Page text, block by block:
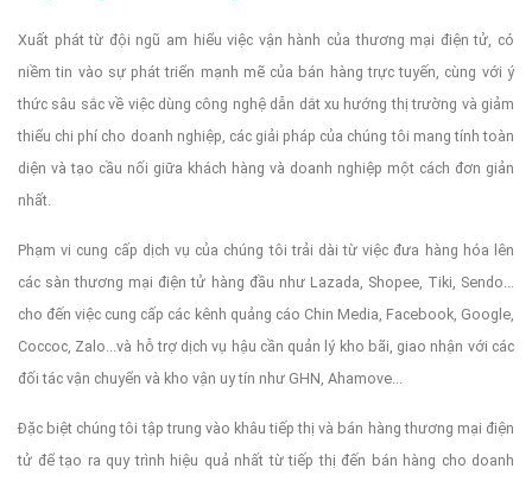
Xuất phát từ đội ngũ am hiểu việc vận hành của thương mại điện tử, có
niềm tin vào sự phát triển mạnh mẽ của bán hàng trực tuyến, cùng với ý
thức sâu sắc về việc dùng công nghệ dẫn dắt xu hướng thị trường và giảm
thiểu chi phí cho doanh nghiệp, các giải pháp của chúng tôi mang tính toàn
diện và tạo cầu nối giữa khách hàng và doanh nghiệp một cách đơn giản
nhất.
Phạm vi cung cấp dịch vụ của chúng tôi trải dài từ việc đưa hàng hóa lên
các sàn thương mại điện tử hàng đầu như Lazada, Shopee, Tiki, Sendo...
cho đến việc cung cấp các kênh quảng cáo Chin Media, Facebook, Google,
Coccoc, Zalo...và hỗ trợ dịch vụ hậu cần quản lý kho bãi, giao nhận với các
đối tác vận chuyển và kho vận uy tín như GHN, Ahamove...
Đặc biệt chúng tôi tập trung vào khâu tiếp thị và bán hàng thương mại điện
tử để tạo ra quy trình hiệu quả nhất từ tiếp thị đến bán hàng cho doanh